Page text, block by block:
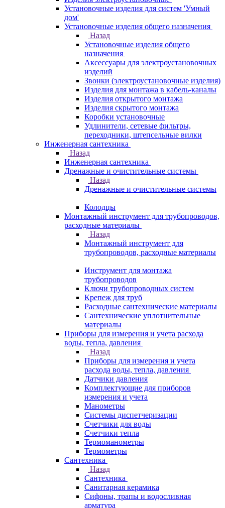
Установочные изделия для систем 'Умный
дом'
Установочные изделия общего назначения
Назад
Установочные изделия общего
назначения
Аксессуары для электроустановочных
изделий
Звонки (электроустановочные изделия)
Изделия для монтажа в кабель-каналы
Изделия открытого монтажа
Изделия скрытого монтажа
Коробки установочные
Удлинители, сетевые фильтры,
переходники, штепсельные вилки
Инженерная сантехника
Назад
Инженерная сантехника
Дренажные и очистительные системы
Назад
Дренажные и очистительные системы
Колодцы
Монтажный инструмент для трубопроводов,
расходные материалы
Назад
Монтажный инструмент для
трубопроводов, расходные материалы
Инструмент для монтажа
трубопроводов
Ключи трубопроводных систем
Крепеж для труб
Расходные сантехнические материалы
Сантехнические уплотнительные
материалы
Приборы для измерения и учета расхода
воды, тепла, давления
Назад
Приборы для измерения и учета
расхода воды, тепла, давления
Датчики давления
Комплектующие для приборов
измерения и учета
Манометры
Системы диспетчеризации
Счетчики для воды
Счетчики тепла
Термоманометры
Термометры
Сантехника
Назад
Сантехника
Санитарная керамика
Сифоны, трапы и водосливная
арматура